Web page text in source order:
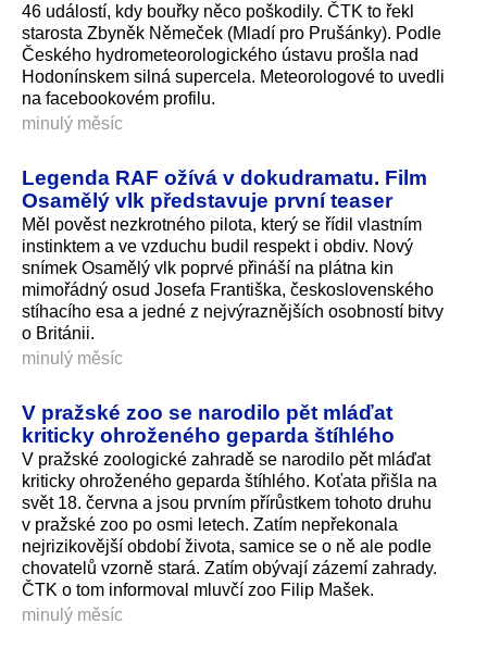
46 událostí, kdy bouřky něco poškodily. ČTK to řekl
starosta Zbyněk Němeček (Mladí pro Prušánky). Podle
Českého hydrometeorolo­gického ústavu prošla nad
Hodonínskem silná supercela. Meteorologové to uvedli
na facebookovém profilu.
minulý měsíc
Legenda RAF ožívá v dokudramatu. Film
Osamělý vlk představuje první teaser
Měl pověst nezkrotného pilota, který se řídil vlastním
instinktem a ve vzduchu budil respekt i obdiv. Nový
snímek Osamělý vlk poprvé přináší na plátna kin
mimořádný osud Josefa Františka, československého
stíhacího esa a jedné z nejvýraznějších osobností bitvy
o Británii.
minulý měsíc
V pražské zoo se narodilo pět mláďat
kriticky ohroženého geparda štíhlého
V pražské zoologické zahradě se narodilo pět mláďat
kriticky ohroženého geparda štíhlého. Koťata přišla na
svět 18. června a jsou prvním přírůstkem tohoto druhu
v pražské zoo po osmi letech. Zatím nepřekonala
nejrizikovější období života, samice se o ně ale podle
chovatelů vzorně stará. Zatím obývají zázemí zahrady.
ČTK o tom informoval mluvčí zoo Filip Mašek.
minulý měsíc